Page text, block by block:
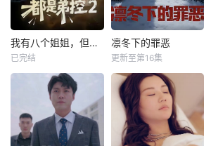
我有八个姐姐，但是他们都是弟控2
已完结
凛冬下的罪恶
更新至第16集